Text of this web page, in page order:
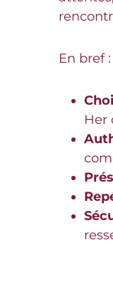
En bref :
Her